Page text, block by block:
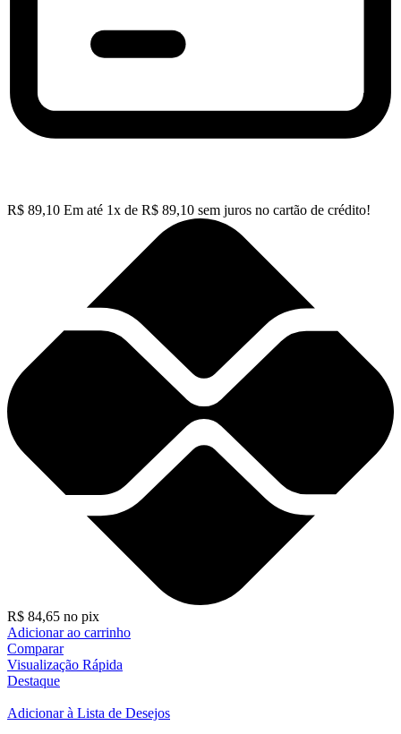
R$ 89,10 Em até 1x de R$ 89,10 sem juros no cartão de crédito!
R$ 84,65 no pix
Adicionar ao carrinho
Comparar
Visualização Rápida
Destaque
Adicionar à Lista de Desejos